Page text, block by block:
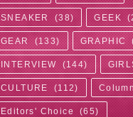
SNEAKER (38) GEEK (
GEAR (133) GRAPHIC
INTERVIEW (144)
CULTURE (112)
Editors' Choice (65)